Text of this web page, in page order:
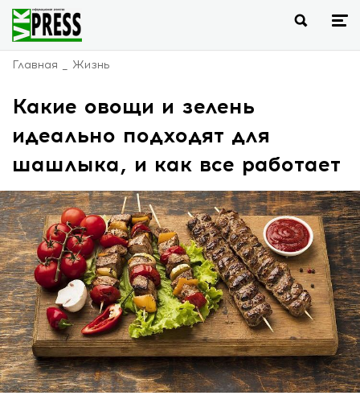
Главная Жизнь
Какие овощи и зелень
идеально подходят для
шашлыка, и как все работает